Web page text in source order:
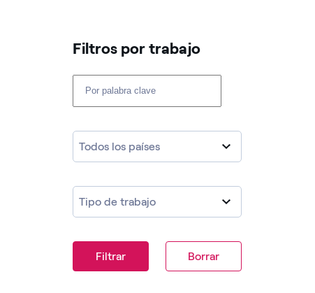
Filtros por trabajo
Todos los países
Tipo de trabajo
Filtrar Borrar